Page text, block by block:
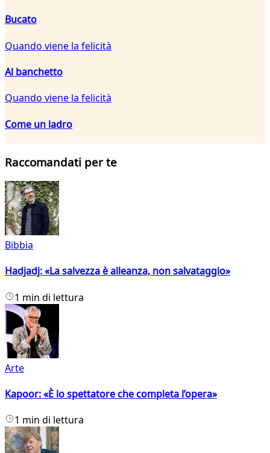
Bucato
Quando viene la felicità
Al banchetto
Quando viene la felicità
Come un ladro
Raccomandati per te
Bibbia
Hadjadj: «La salvezza è alleanza, non salvataggio»
1 min di lettura
Arte
Kapoor: «È lo spettatore che completa l’opera»
1 min di lettura